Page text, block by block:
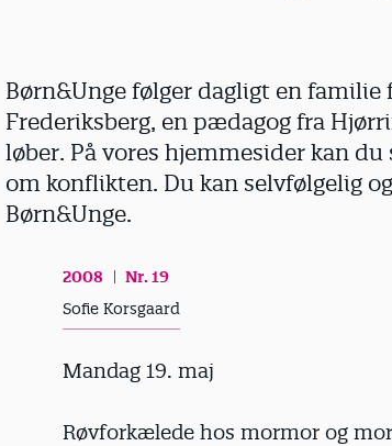
Børn&Unge følger dagligt en
Frederiksberg, en pædagog fra
løber. På vores hjemmesider kan
om konflikten. Du kan selvfølgelig
Børn&Unge.
2008
Nr. 19
Sofie Korsgaard
Mandag 19. maj
Røvforkælede hos mormor og